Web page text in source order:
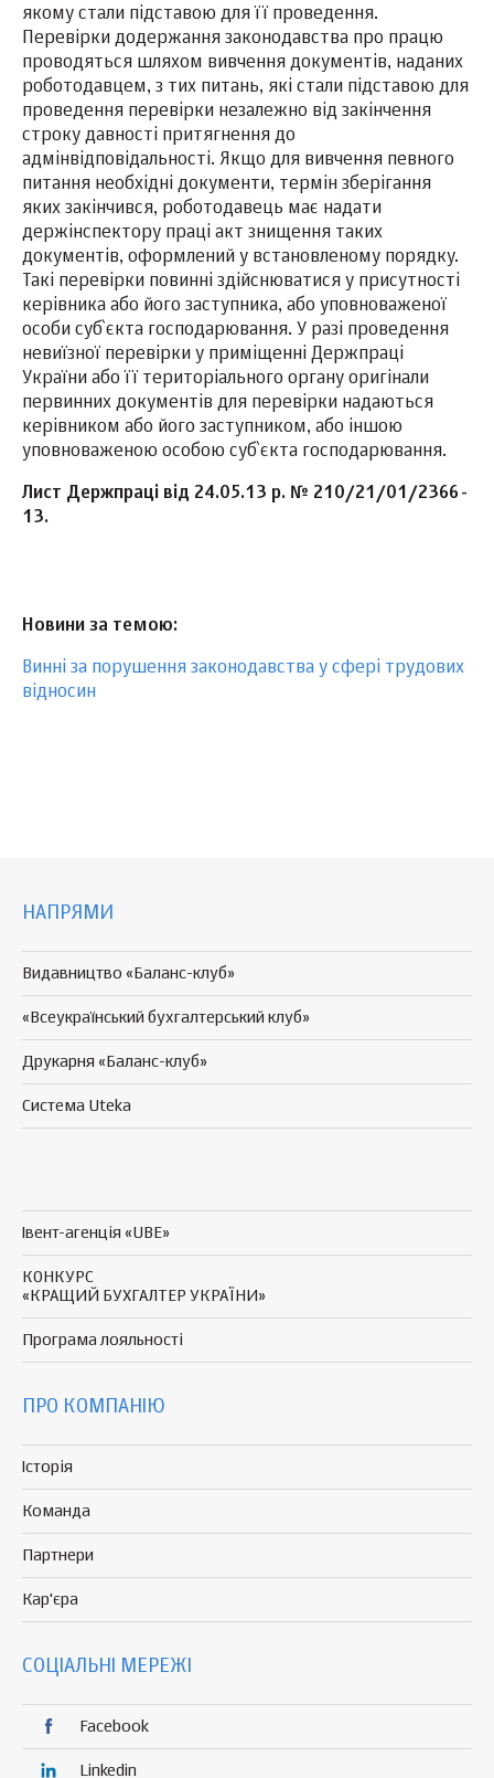
якому стали підставою для її проведення.
Перевірки додержання законодавства про працю
проводяться шляхом вивчення документів, наданих
роботодавцем, з тих питань, які стали підставою для
проведення перевірки незалежно від закінчення
строку давності притягнення до
адмінвідповідальності. Якщо для вивчення певного
питання необхідні документи, термін зберігання
яких закінчився, роботодавець має надати
держінспектору праці акт знищення таких
документів, оформлений у встановленому порядку.
Такі перевірки повинні здійснюватися у присутності
керівника або його заступника, або уповноваженої
особи суб`єкта господарювання. У разі проведення
невиїзної перевірки у приміщенні Держпраці
України або її територіального органу оригінали
первинних документів для перевірки надаються
керівником або його заступником, або іншою
уповноваженою особою суб`єкта господарювання.
Лист Держпраці від 24.05.13 р. № 210/21/01/2366-
13.
Новини за темою:
Винні за порушення законодавства у сфері трудових
відносин
НАПРЯМИ
Видавництво «Баланс-клуб»
«Всеукраїнський бухгалтерський клуб»
Друкарня «Баланс-клуб»
Система Uteka
Івент-агенція «UBE»
КОНКУРС
«КРАЩИЙ БУХГАЛТЕР УКРАЇНИ»
Програма лояльності
ПРО КОМПАНІЮ
Історія
Команда
Партнери
Кар'єра
СОЦІАЛЬНІ МЕРЕЖІ
Facebook
Linkedin